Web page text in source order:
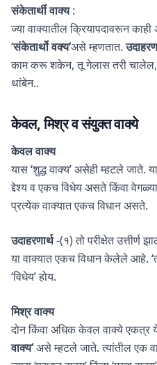
संकेतार्थी वाक्य:
ज्या वाक्यातील क्रियापदावरून काही
‘संकेतार्थो वक्य’असे म्हणतात.
काम करू शकेन, तू गेलास तरी चालेल,
थांबेन..
केवल, मिश्र व संयुक्त वाक्ये
केवल वाक्य
यास ‘शुद्ध वाक्य’ असेही म्हटले जाते.
द्देश्य व एकच विधेय असते किंवा
प्रत्येक वाक्यात एकच विधान असते.
उदाहरणार्थ-(१) तो परीक्षेत उत्तीर्ण
या वाक्यात एकच विधान केलेले आहे.
‘विधेय’ होय.
मिश्र वाक्य
दोन किंवा अधिक केवल वाक्ये एकत्र
वाक्य’असे म्हटले जाते. त्यांतील एक